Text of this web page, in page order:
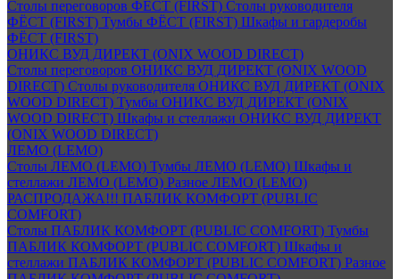
Столы переговоров ФЁСТ (FIRST) Столы руководителя
ФЁСТ (FIRST) Тумбы ФЁСТ (FIRST) Шкафы и гардеробы
ФЁСТ (FIRST)
ОНИКС ВУД ДИРЕКТ (ONIX WOOD DIRECT)
Столы переговоров ОНИКС ВУД ДИРЕКТ (ONIX WOOD
DIRECT) Столы руководителя ОНИКС ВУД ДИРЕКТ (ONIX
WOOD DIRECT) Тумбы ОНИКС ВУД ДИРЕКТ (ONIX
WOOD DIRECT) Шкафы и стеллажи ОНИКС ВУД ДИРЕКТ
(ONIX WOOD DIRECT)
ЛЕМО (LEMO)
Столы ЛЕМО (LEMO) Тумбы ЛЕМО (LEMO) Шкафы и
стеллажи ЛЕМО (LEMO) Разное ЛЕМО (LEMO)
РАСПРОДАЖА!!! ПАБЛИК КОМФОРТ (PUBLIC
COMFORT)
Столы ПАБЛИК КОМФОРТ (PUBLIC COMFORT) Тумбы
ПАБЛИК КОМФОРТ (PUBLIC COMFORT) Шкафы и
стеллажи ПАБЛИК КОМФОРТ (PUBLIC COMFORT) Разное